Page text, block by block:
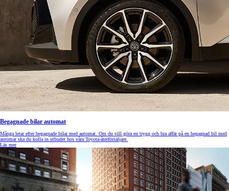
Begagnade bilar automat
Många letar efter begagnade bilar med automat. Om du vill göra en trygg och bra affär på en begagnad bil med
automat ska du kolla in utbudet hos våra Toyota-återförsäljare.
Läs mer